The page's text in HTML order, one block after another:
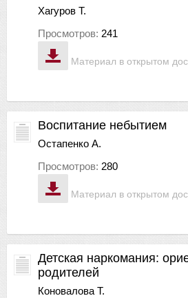
Материал в открытом
Хагуров Т.
Просмотров: 241
Материал в открытом
Воспитание небытием
Остапенко А.
Просмотров: 280
Детская наркомания:
родителей
Коновалова Т.